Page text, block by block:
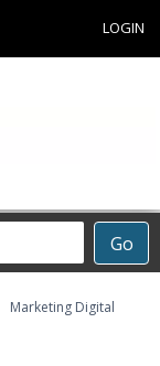
LOGIN
Go
Marketing Digital